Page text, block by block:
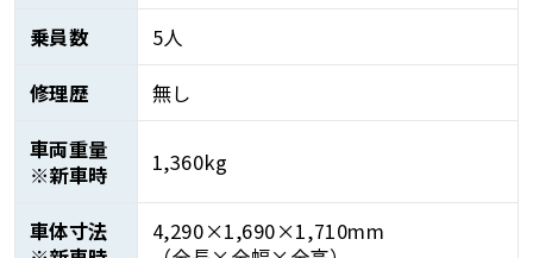
乗員数
5人
修理歴
無し
車両重量
※新車時
1,360kg
車体寸法
4,290×1,690×1,710mm